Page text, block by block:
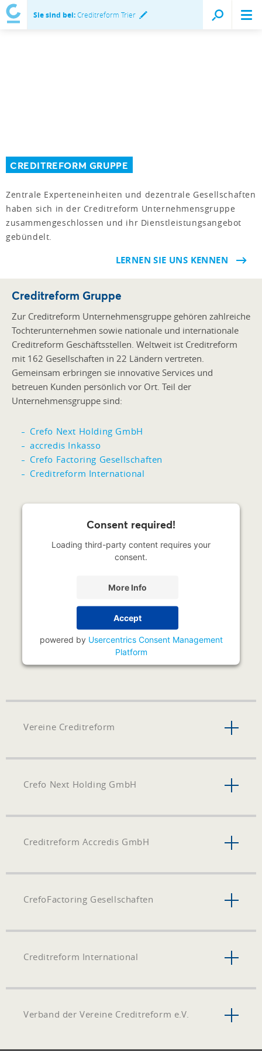
Sie sind bei:Creditreform Trier
CREDITREFORM GRUPPE
Zentrale Experteneinheiten und dezentrale Gesellschaften
haben sich in der Creditreform Unternehmensgruppe
zusammengeschlossen und ihr Dienstleistungsangebot
gebündelt.
LERNEN SIE UNS KENNEN
Creditreform Gruppe
Zur Creditreform Unternehmensgruppe gehören zahlreiche
Tochterunternehmen sowie nationale und internationale
Creditreform Geschäftsstellen. Weltweit ist Creditreform
mit 162 Gesellschaften in 22 Ländern vertreten.
Gemeinsam erbringen sie innovative Services und
betreuen Kunden persönlich vor Ort. Teil der
Unternehmensgruppe sind:
Crefo Next Holding GmbH
accredis Inkasso
Crefo Factoring Gesellschaften
Creditreform International
Consent required!
Loading third-party content requires your
consent.
More Info
Accept
powered by Usercentrics Consent Management
Platform
Vereine Creditreform
Crefo Next Holding GmbH
Creditreform Accredis GmbH
CrefoFactoring Gesellschaften
Creditreform International
Verband der Vereine Creditreform e.V.